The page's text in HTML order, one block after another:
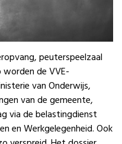
peuterspeelzaal
worden de VVE-
van Onderwijs,
van de gemeente,
via de belastingdienst
en Werkgelegenheid. Ook